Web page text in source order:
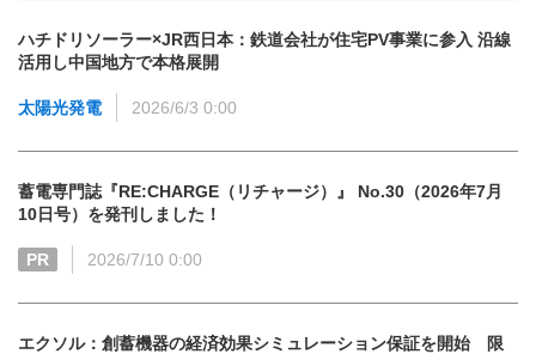
ハチドリソーラー×JR西日本：鉄道会社が住宅PV事業に参入 沿線
活用し中国地方で本格展開
太陽光発電 2026/6/3 0:00
蓄電専門誌『RE:CHARGE（リチャージ）』 No.30（2026年7月
10日号）を発刊しました！
PR 2026/7/10 0:00
エクソル：創蓄機器の経済効果シミュレーション保証を開始 限